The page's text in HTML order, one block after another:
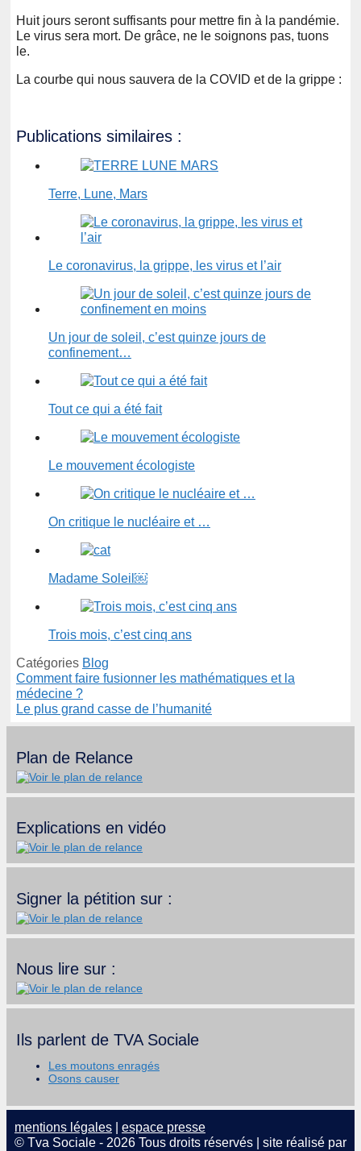
Huit jours seront suffisants pour mettre fin à la pandémie.
Le virus sera mort. De grâce, ne le soignons pas, tuons
le.
La courbe qui nous sauvera de la COVID et de la grippe :
Publications similaires :
Terre, Lune, Mars
Le coronavirus, la grippe, les virus et l’air
Un jour de soleil, c’est quinze jours de
confinement…
Tout ce qui a été fait
Le mouvement écologiste
On critique le nucléaire et …
Madame Soleil￼
Trois mois, c’est cinq ans
Catégories Blog
Comment faire fusionner les mathématiques et la
médecine ?
Le plus grand casse de l’humanité
Plan de Relance
Explications en vidéo
Signer la pétition sur :
Nous lire sur :
Ils parlent de TVA Sociale
Les moutons enragés
Osons causer
mentions légales
espace presse
© Tva Sociale - 2026 Tous droits réservés | site réalisé par